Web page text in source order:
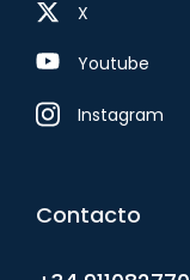
X
Youtube
Instagram
Contacto